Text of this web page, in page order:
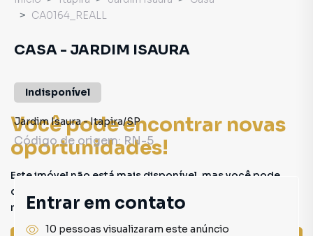
Você pode encontrar novas
oportunidades!
Este imóvel não está mais disponível, mas você pode
conferir outros em nosso site ou deixar seu contato para
receber mais informações.
CA0164_REALL
CASA - JARDIM ISAURA
Indisponível
Jardim Isaura-Itapira/SP
Código de origem:RN-5
Entrar em contato
10 pessoas visualizaram este anúncio